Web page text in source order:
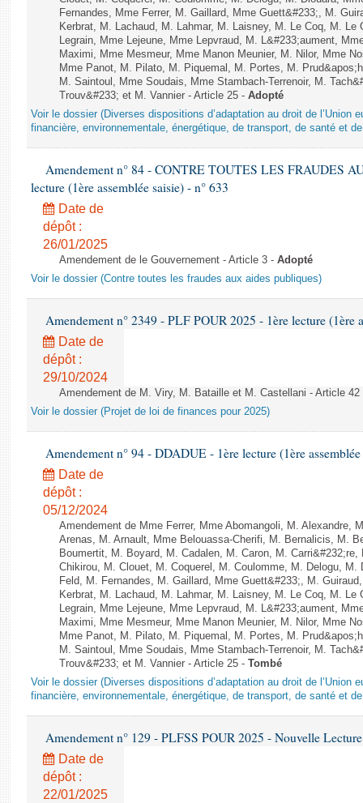
Fernandes, Mme Ferrer, M. Gaillard, Mme Guett&#233;, M.
Kerbrat, M. Lachaud, M. Lahmar, M. Laisney, M. Le Coq, M. Le
Legrain, Mme Lejeune, Mme Lepvraud, M. L&#233;aument,
Maximi, Mme Mesmeur, Mme Manon Meunier, M. Nilor, Mme
Mme Panot, M. Pilato, M. Piquemal, M. Portes, M.
M. Saintoul, Mme Soudais, Mme Stambach-Terrenoir, M.
Trouv&#233; et M. Vannier - Article 25 - Adopté
Voir le dossier (Diverses dispositions d’adaptation au droit de l’Union
financière, environnementale, énergétique, de transport, de santé et
Amendement n° 84 - CONTRE TOUTES LES FRAUDES
lecture (1ère assemblée saisie) - n° 633
Date de
dépôt :
26/01/2025
Amendement de le Gouvernement - Article 3 - Adopté
Voir le dossier (Contre toutes les fraudes aux aides publiques)
Amendement n° 2349 - PLF POUR 2025 - 1ère lecture (1ère
Date de
dépôt :
29/10/2024
Amendement de M. Viry, M. Bataille et M. Castellani - Article
Voir le dossier (Projet de loi de finances pour 2025)
Amendement n° 94 - DDADUE - 1ère lecture (1ère
Date de
dépôt :
05/12/2024
Amendement de Mme Ferrer, Mme Abomangoli, M. Alexandre,
Arenas, M. Arnault, Mme Belouassa-Cherifi, M. Bernalicis, M.
Boumertit, M. Boyard, M. Cadalen, M. Caron, M.
Chikirou, M. Clouet, M. Coquerel, M. Coulomme, M. Delogu, M.
Feld, M. Fernandes, M. Gaillard, Mme Guett&#233;, M.
Kerbrat, M. Lachaud, M. Lahmar, M. Laisney, M. Le Coq, M. Le
Legrain, Mme Lejeune, Mme Lepvraud, M. L&#233;aument,
Maximi, Mme Mesmeur, Mme Manon Meunier, M. Nilor, Mme
Mme Panot, M. Pilato, M. Piquemal, M. Portes, M.
M. Saintoul, Mme Soudais, Mme Stambach-Terrenoir, M.
Trouv&#233; et M. Vannier - Article 25 - Tombé
Voir le dossier (Diverses dispositions d’adaptation au droit de l’Union
financière, environnementale, énergétique, de transport, de santé et
Amendement n° 129 - PLFSS POUR 2025 - Nouvelle
Date de
dépôt :
22/01/2025